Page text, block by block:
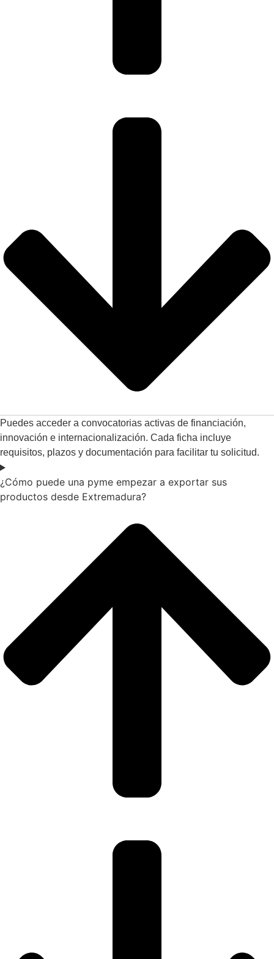
Puedes acceder a convocatorias activas de financiación,
innovación e internacionalización. Cada ficha incluye
requisitos, plazos y documentación para facilitar tu solicitud.
¿Cómo puede una pyme empezar a exportar sus
productos desde Extremadura?